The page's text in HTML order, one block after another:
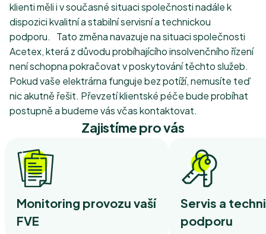
klienti měli i v současné situaci společnosti nadále k
dispozici kvalitní a stabilní servisní a technickou
podporu. Tato změna navazuje na situaci společnosti
Acetex, která z důvodu probíhajícího insolvenčního řízení
není schopna pokračovat v poskytování těchto služeb.
Pokud vaše elektrárna funguje bez potíží, nemusíte teď
nic akutně řešit. Převzetí klientské péče bude probíhat
postupně a budeme vás včas kontaktovat.
Zajistíme pro vás
Monitoring provozu vaší
FVE
Servis a
podporu